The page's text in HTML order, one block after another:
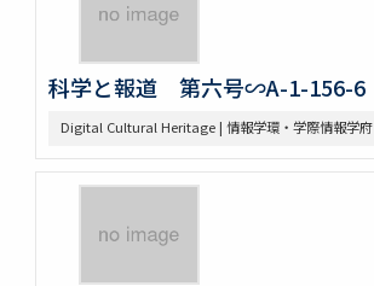
科学と報道 第六号∽A-1-156-6
Digital Cultural Heritage | 情報学環・学際情報学府